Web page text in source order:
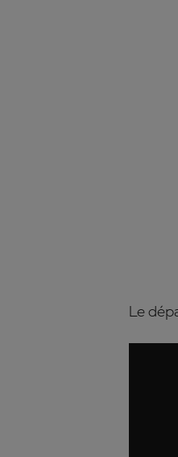
Le